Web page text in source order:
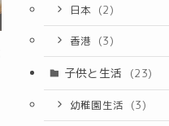
日本 (2)
香港 (3)
子供と生活 (23)
幼稚園生活 (3)